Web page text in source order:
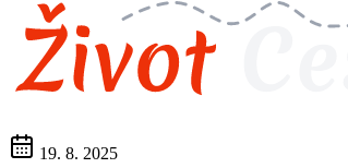
19. 8. 2025